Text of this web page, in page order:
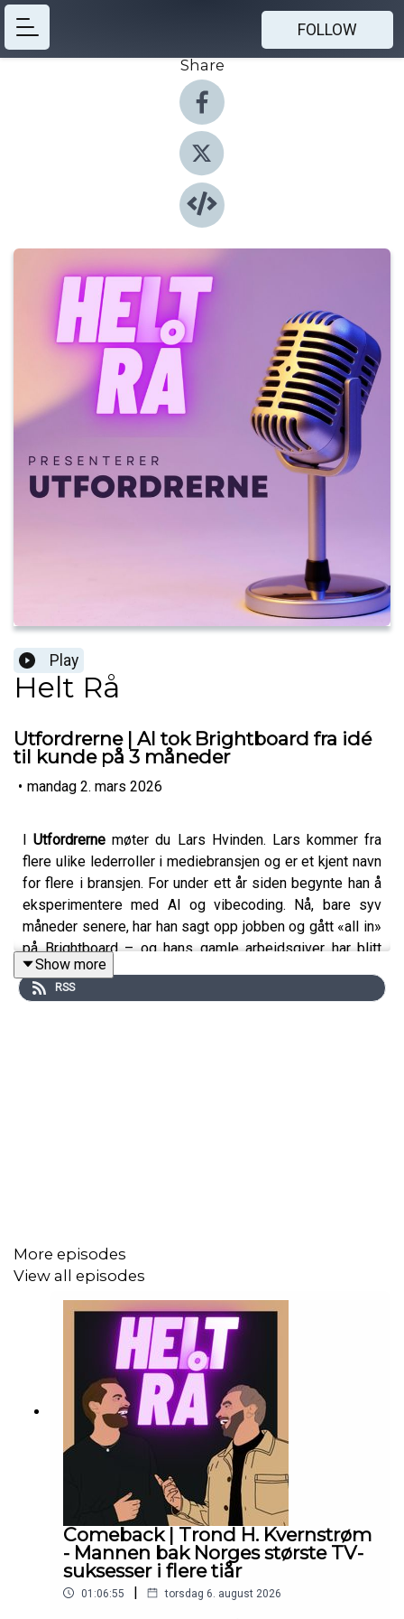
FOLLOW
Share
Play
Helt Rå
Utfordrerne | AI tok Brightboard fra idé
til kunde på 3 måneder
• mandag 2. mars 2026
IUtfordrerne møter du Lars Hvinden. Lars kommer fra
flere ulike lederroller i mediebransjen og er et kjent navn
for flere i bransjen. For under ett år siden begynte han å
eksperimentere med AI og vibecoding. Nå, bare syv
måneder senere, har han sagt opp jobben og gått «all in»
på Brightboard – og hans gamle arbeidsgiver har blitt
hans første kunde bare etter 3 måneder! I podkasten lar
vi Lars selv fortelle om reisen: prosessen, produktet og
Samarbeid med oss, liveoppdrag eller annonsering til en
målgruppe som er vanskelig å nå? Ta kontakt med oss
heltraapodcast@gmail.com
Show more
RSS
More episodes
View all episodes
Comeback | Trond H. Kvernstrøm
- Mannen bak Norges største TV-
suksesser i flere tiår
01:06:55 | torsdag 6. august 2026